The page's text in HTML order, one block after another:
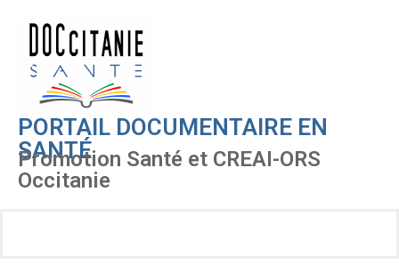
PORTAIL DOCUMENTAIRE EN
SANTÉ
Promotion Santé et CREAI-ORS
Occitanie